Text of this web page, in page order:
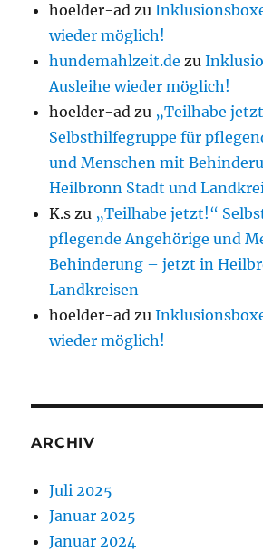
hoelder-ad zu
wieder möglich!
hundemahlzeit.de zu
Ausleihe wieder möglich!
hoelder-ad zu „Teilhabe
Selbsthilfegruppe für
und Menschen mit
Heilbronn Stadt und
K.s zu „Teilhabe jetzt!“
pflegende Angehörige und
Behinderung – jetzt in
Landkreisen
hoelder-ad zu
wieder möglich!
ARCHIV
Juli 2025
Januar 2025
Januar 2024